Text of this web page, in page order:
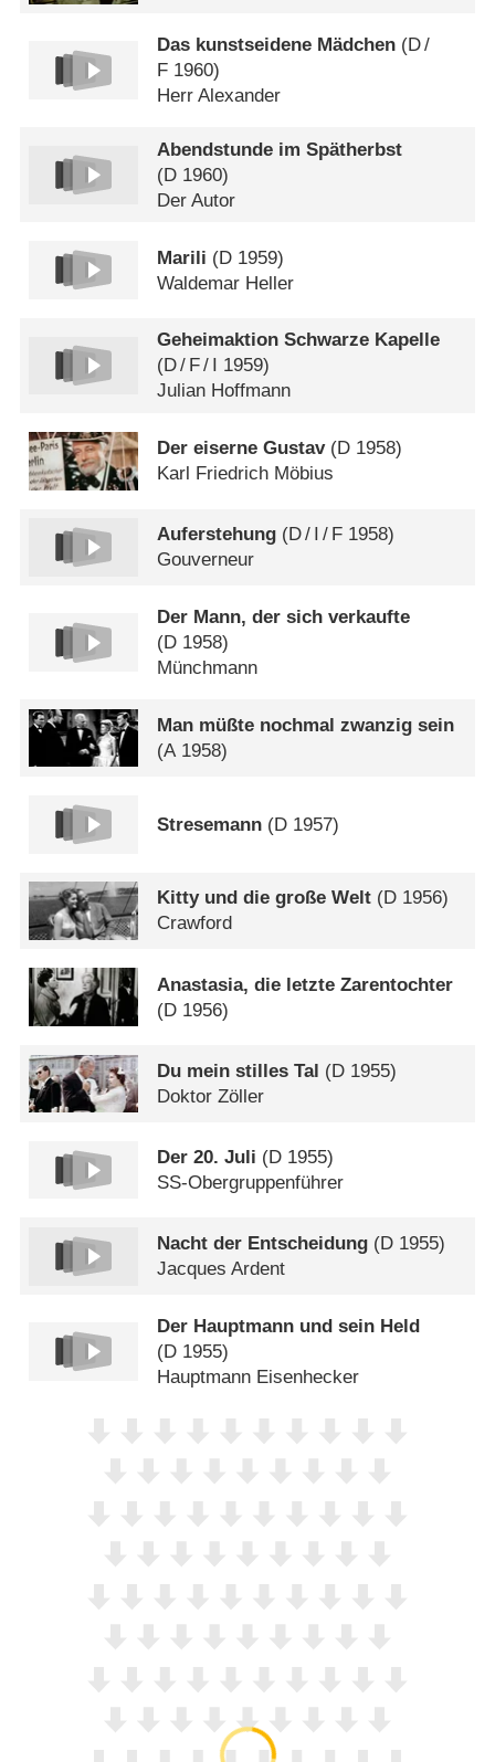
Das kunstseidene Mädchen (D/
F 1960)
Herr Alexander
Abendstunde im Spätherbst
(D 1960)
Der Autor
Marili (D 1959)
Waldemar Heller
Geheimaktion Schwarze Kapelle
(D/ F/
1959)
Julian Hoffmann
Der eiserne Gustav(D 1958)
Karl Friedrich Möbius
Auferstehung (D/ / F 1958)
Gouverneur
Der Mann, der sich verkaufte
(D 1958)
Münchmann
Man müßte nochmal zwanzig sein
(A1958)
Stresemann (D 1957)
Kitty und die große Welt (D 1956)
Crawford
Anastasia, die letzte Zarentochter
(D 1956)
Du mein stilles Tal (D 1955)
Doktor Zöller
Der 20. Juli (D 1955)
SS-Obergruppenführer
Nacht der Entscheidung (D 1955)
Jacques Ardent
Der Hauptmann und sein Held
(D 1955)
Hauptmann Eisenhecker